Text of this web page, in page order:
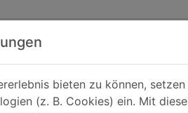
bieten zu können, setzen
(z. B. Cookies) ein. Mit